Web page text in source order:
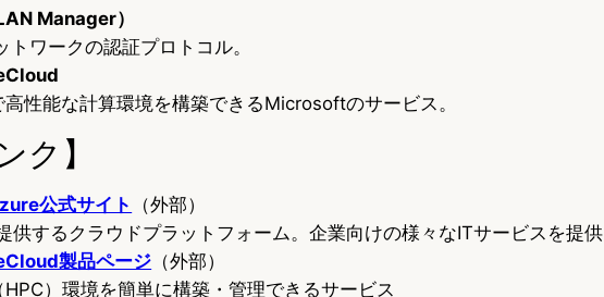
Manager）
ワークの認証プロトコル。
高性能な計算環境を構築できるMicrosoftのサービス。
ク】
公式サイト
（外部）
供するクラウドプラットフォーム。企業向けの様々なITサービスを提供
製品ページ （外部）
）環境を簡単に構築・管理できるサービス